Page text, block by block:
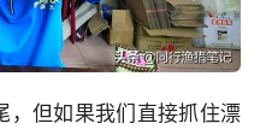
，但如果我们直接抓住漂